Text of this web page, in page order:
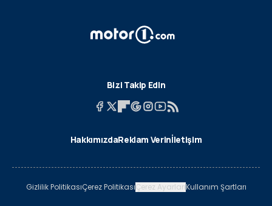
Bizi Takip Edin
HakkımızdaReklam Verinİletişim
Gizlilik PolitikasıÇerez PolitikasıÇerez AyarlarıKullanım Şartları